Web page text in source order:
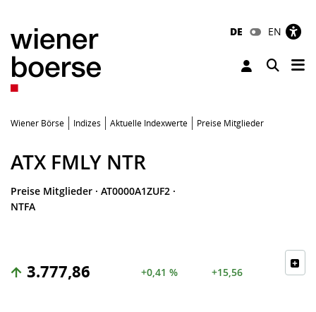
DE EN
Toggle
Wiener Börse Indizes Aktuelle Indexwerte Preise Mitglieder
ATX FMLY NTR
Preise Mitglieder · AT0000A1ZUF2 ·
NTFA
3.777,86 +0,41 % +15,56